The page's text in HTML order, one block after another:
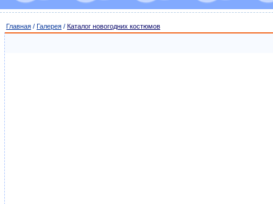
Главная / Галерея / Каталог новогодних костюмов